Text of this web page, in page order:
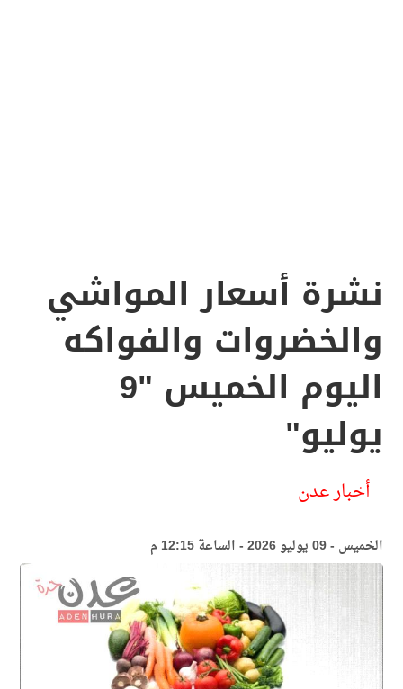
نشرة أسعار المواشي
والخضروات والفواكه
اليوم الخميس "9
يوليو"
أخبار عدن
الخميس - 09 يوليو 2026 - الساعة 12:15 م